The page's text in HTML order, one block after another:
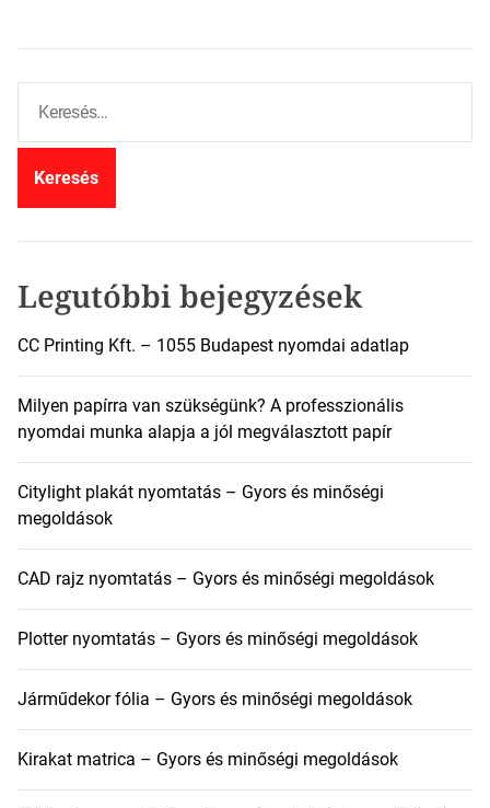
r
Legutóbbi bejegyzések
CC Printing Kft. – 1055 Budapest nyomdai adatlap
Milyen papírra van szükségünk? A professzionális
nyomdai munka alapja a jól megválasztott papír
Citylight plakát nyomtatás – Gyors és minőségi
megoldások
CAD rajz nyomtatás – Gyors és minőségi megoldások
Plotter nyomtatás – Gyors és minőségi megoldások
Járműdekor fólia – Gyors és minőségi megoldások
Kirakat matrica – Gyors és minőségi megoldások